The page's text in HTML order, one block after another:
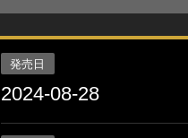
発売日
2024-08-28